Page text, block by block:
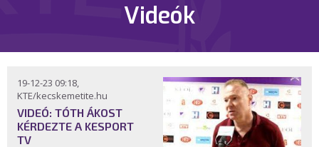
Videók
19-12-23 09:18,
KTE/kecskemetite.hu
VIDEÓ: TÓTH ÁKOST
KÉRDEZTE A KESPORT
TV